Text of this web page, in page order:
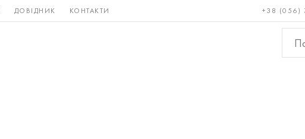
ДОВІДНИК КОНТАКТИ +38 (056)
Рідкісні і Бронза, мідь,
метали